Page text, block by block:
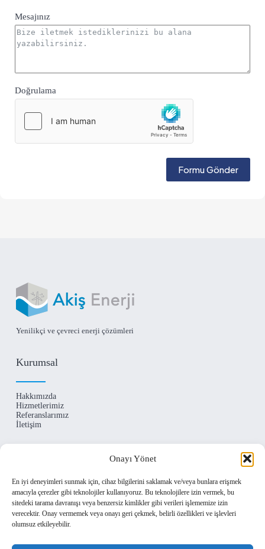
Onayı Yönet
En iyi deneyimleri sunmak için, cihaz bilgilerini saklamak ve/veya bunlara erişmek
amacıyla çerezler gibi teknolojiler kullanıyoruz. Bu teknolojilere izin vermek, bu
sitedeki tarama davranışı veya benzersiz kimlikler gibi verileri işlememize izin
verecektir. Onay vermemek veya onayı geri çekmek, belirli özellikleri ve işlevleri
olumsuz etkileyebilir.
Mesajınız
Doğrulama
Formu Gönder
Yenilikçi ve çevreci enerji çözümleri
Kurumsal
Hakkımızda
Hizmetlerimiz
Referanslarımız
İletişim
Levent Mahallesi Begonya Sokak No:1 Beşiktaş /
İSTANBUL
(+90) 212 290 24 63
info@akisgroup.com